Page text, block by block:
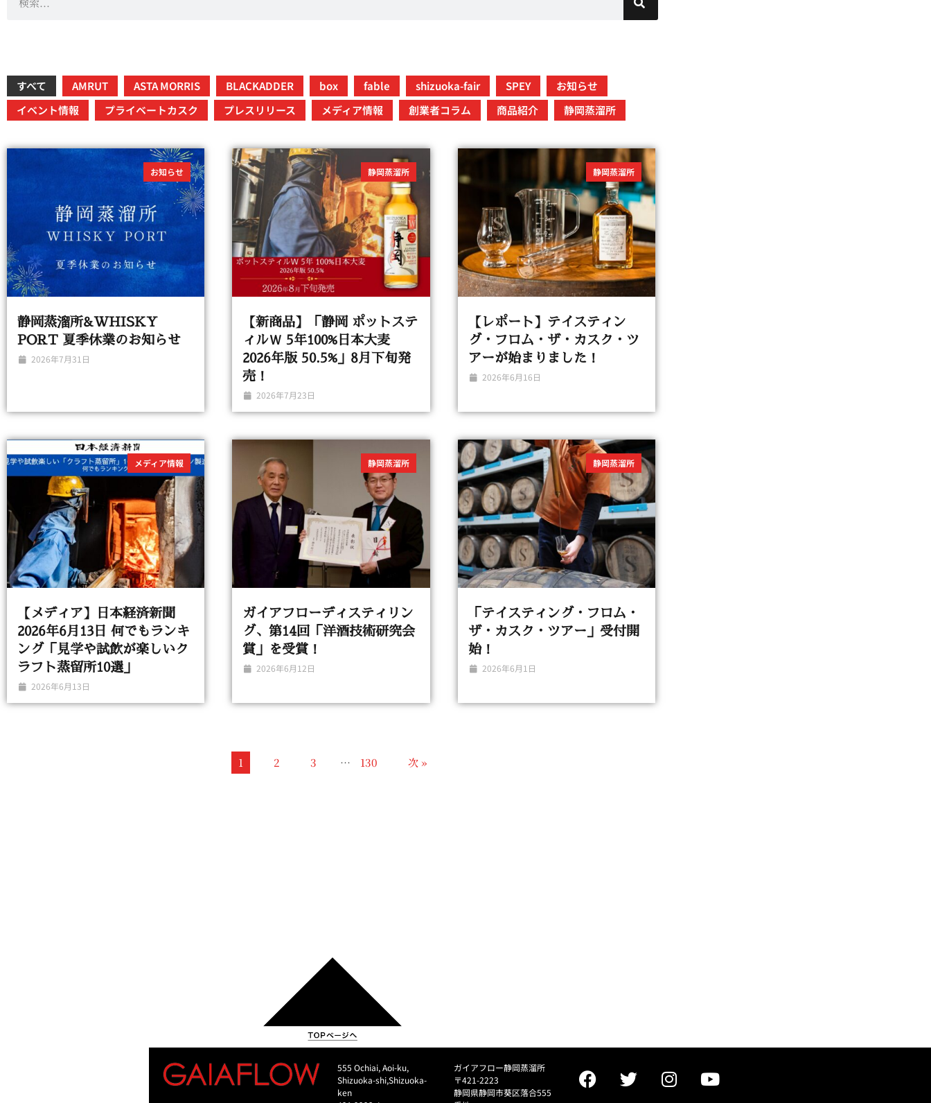
すべて AMRUT ASTA MORRIS BLACKADDER box fable shizuoka-fair SPEY
お知らせ
イベント情報
プライベートカスク プレスリリース メディア情報 創業者コラム 商品紹介 静岡蒸溜所
お知らせ
静岡蒸溜所&WHISKY
PORT 夏季休業のお知らせ
2026年7月31日
静岡蒸溜所
【新商品】「静岡 ポットステ
ィルＷ 5年100%日本大麦
2026年版 50.5%」8月下旬発
売！
2026年7月23日
静岡蒸溜所
【レポート】テイスティン
グ・フロム・ザ・カスク・ツ
アーが始まりました！
2026年6月16日
メディア情報
【メディア】日本経済新聞
2026年6月13日 何でもランキ
ング「見学や試飲が楽しいク
ラフト蒸留所10選」
2026年6月13日
静岡蒸溜所
ガイアフローディスティリン
グ、第14回「洋酒技術研究会
賞」を受賞！
2026年6月12日
静岡蒸溜所
「テイスティング・フロム・
ザ・カスク・ツアー」受付開
始！
2026年6月1日
1 2 3 … 130 次 »
555 Ochiai, Aoi-ku,
Shizuoka-shi,Shizuoka-
ken
ガイアフロー静岡蒸溜所
〒421-2223
静岡県静岡市葵区落合555